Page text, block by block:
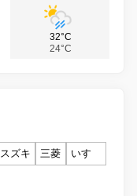
32°C
24°C
スズキ 三菱
いすゞ